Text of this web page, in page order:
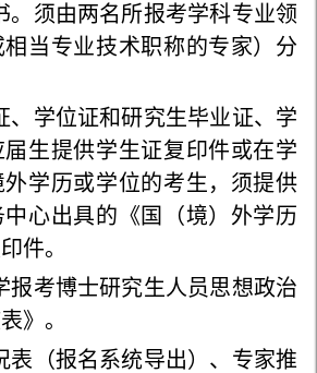
。须由两名所报考学科专业领
当专业技术职称的专家）分
、学位证和研究生毕业证、学
生提供学生证复印件或在学
学历或学位的考生，须提供
心出具的《国（境）外学历
件。
报考博士研究生人员思想政治
》。
表（报名系统导出）、专家推